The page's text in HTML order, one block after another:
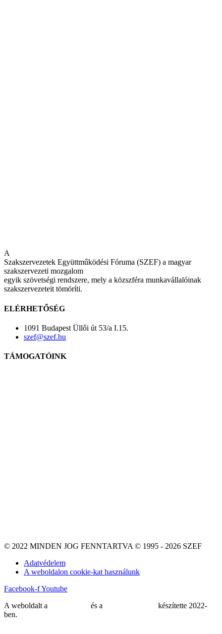
A
Szakszervezetek Együttműködési Fóruma (SZEF) a magyar
szakszervezeti mozgalom
egyik szövetségi rendszere, mely a közszféra munkavállalóinak
szakszervezeteit tömöríti.
ELÉRHETŐSÉG
1091 Budapest Üllői út 53/a I.15.
szef@szef.hu
TÁMOGATÓINK
© 2022 MINDEN JOG FENNTARTVA © 1995 - 2026 SZEF
Adatvédelem
A weboldalon cookie-kat használunk
Facebook-fYoutube
A weboldalt a
és a
készítette 2022-
ben.